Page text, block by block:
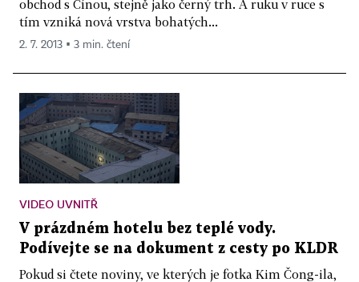
obchod s Čínou, stejně jako černý trh. A ruku v ruce s
tím vzniká nová vrstva bohatých...
2. 7. 2013 ▪ 3 min. čtení
VIDEO UVNITŘ
V prázdném hotelu bez teplé vody.
Podívejte se na dokument z cesty po KLDR
Pokud si čtete noviny, ve kterých je fotka Kim Čong-ila,